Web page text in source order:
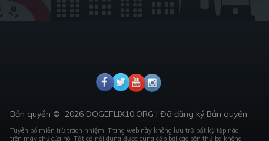
Bản quyền © 2026 DOGEFLIX10.ORG | Đã đăng ký Bản quyền
Tuyên bố miễn trừ trách nhiệm: Trang web này không lưu trữ bất kỳ tệp nào
trên máy chủ của nó. Tất cả nội dung được cung cấp bởi các bên thứ ba không